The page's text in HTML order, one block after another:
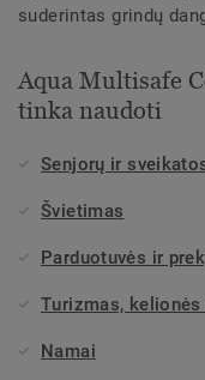
suderintas grindų
Aqua Multisafe
tinka naudoti
Senjorų ir
Švietimas
Parduotuvės ir
Turizmas,
Namai